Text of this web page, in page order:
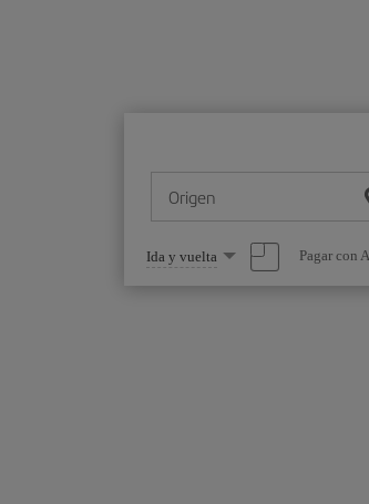
Origen
Seleccione
una
opción
Ida y vuelta Pagar con